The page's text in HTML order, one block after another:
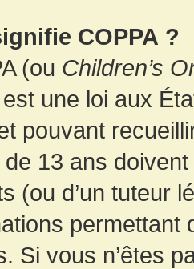
COPPA ?
(ou Children’s
une loi aux
pouvant
de 13 ans
(ou d’un tuteur
permettant
Si vous n’êtes